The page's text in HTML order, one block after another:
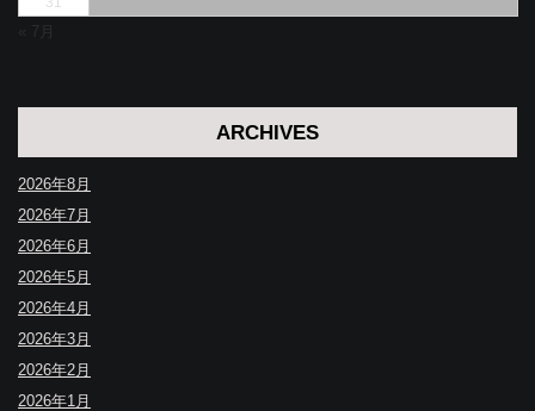
« 7月
ARCHIVES
2026年8月
2026年7月
2026年6月
2026年5月
2026年4月
2026年3月
2026年2月
2026年1月